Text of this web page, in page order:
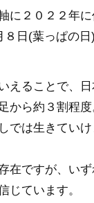
に２０２２年
日(葉っぱの日
えることで、
から約３割程
では生きていけ
在ですが、い
じています。